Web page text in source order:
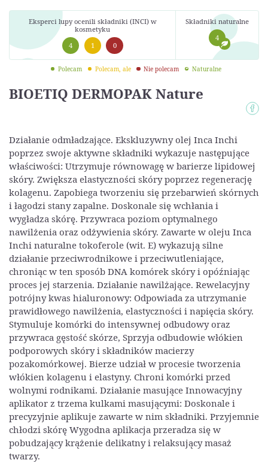
BIOETIQ DERMOPAK Nature
Eksperci lupy ocenili składniki (INCI) w
kosmetyku
4
1 0
Składniki naturalne
4
Polecam Polecam, ale Nie polecam Naturalne
Działanie odmładzające. Ekskluzywny olej Inca Inchi
poprzez swoje aktywne składniki wykazuje następujące
właściwości: Utrzymuje równowagę w barierze lipidowej
skóry. Zwiększa elastyczności skóry poprzez regenerację
kolagenu. Zapobiega tworzeniu się przebarwień skórnych
i łagodzi stany zapalne. Doskonale się wchłania i
wygładza skórę. Przywraca poziom optymalnego
nawilżenia oraz odżywienia skóry. Zawarte w oleju Inca
Inchi naturalne tokoferole (wit. E) wykazują silne
działanie przeciwrodnikowe i przeciwutleniające,
chroniąc w ten sposób DNA komórek skóry i opóźniając
proces jej starzenia. Działanie nawilżające. Rewelacyjny
potrójny kwas hialuronowy: Odpowiada za utrzymanie
prawidłowego nawilżenia, elastyczności i napięcia skóry.
Stymuluje komórki do intensywnej odbudowy oraz
przywraca gęstość skórze, Sprzyja odbudowie włókien
podporowych skóry i składników macierzy
pozakomórkowej. Bierze udział w procesie tworzenia
włókien kolagenu i elastyny. Chroni komórki przed
wolnymi rodnikami. Działanie masujące Innowacyjny
aplikator z trzema kulkami masującymi: Doskonale i
precyzyjnie aplikuje zawarte w nim składniki. Przyjemnie
chłodzi skórę Wygodna aplikacja przeradza się w
pobudzający krążenie delikatny i relaksujący masaż
twarzy.